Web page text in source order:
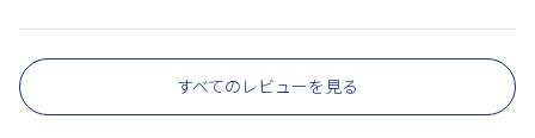
すべてのレビューを見る